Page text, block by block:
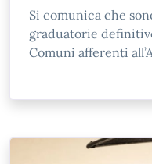
Si comunica che
graduatorie
Comuni afferenti